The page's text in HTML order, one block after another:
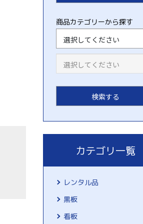
商品カテゴリーから探す
カテゴリ一覧
レンタル品
黒板
看板